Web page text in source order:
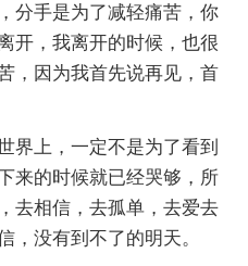
分手是为了减轻痛苦，你
开，我离开的时候，也很
，因为我首先说再见，首
界上，一定不是为了看到
来的时候就已经哭够，所
去相信，去孤单，去爱去
，没有到不了的明天。